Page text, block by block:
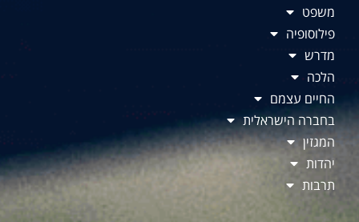
משפט
פילוסופיה
מדרש
הלכה
החיים עצמם
בחברה הישראלית
המגזין
יהדות
תרבות